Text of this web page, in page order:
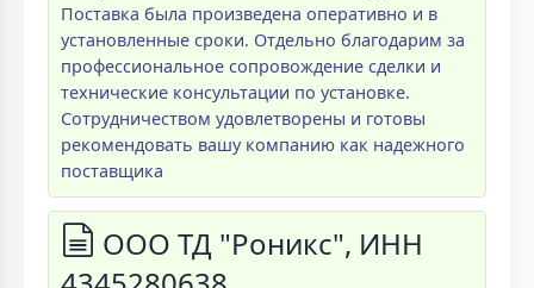
Поставка была произведена оперативно и в
установленные сроки. Отдельно благодарим за
профессиональное сопровождение сделки и
технические консультации по установке.
Сотрудничеством удовлетворены и готовы
рекомендовать вашу компанию как надежного
поставщика
ООО ТД "Роникс", ИНН